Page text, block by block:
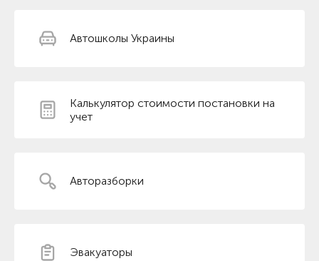
Автошколы Украины
Калькулятор стоимости постановки на
учет
Авторазборки
Эвакуаторы